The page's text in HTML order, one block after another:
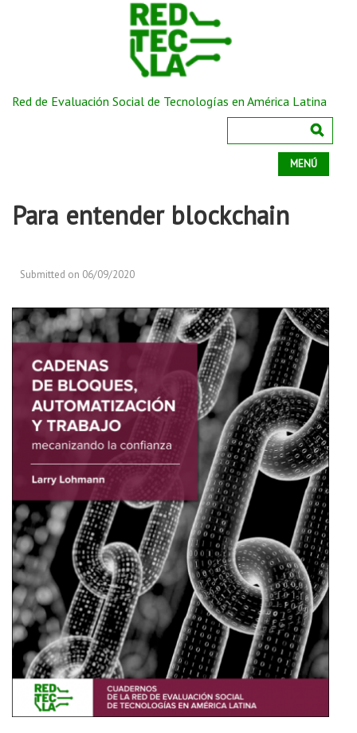
Red de Evaluación Social de Tecnologías en América Latina
MENÚ
Para entender blockchain
Submitted on 06/09/2020